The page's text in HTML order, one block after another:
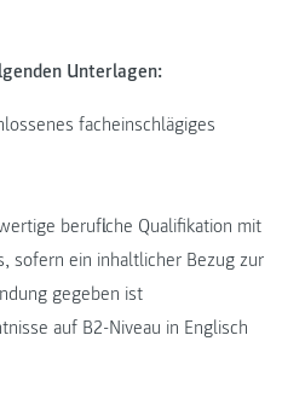
Unterlagen:
facheinschlägiges
berufliche Qualifikation mit
sofern ein inhaltlicher Bezug zur
gegeben ist
auf B2-Niveau in Englisch